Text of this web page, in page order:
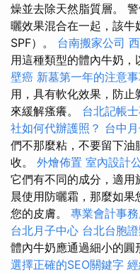
燥並去除天然脂質層。
曬效果混合在一起，該牛
SPF）。 台南搬家公司
用這種類型的體內牛奶，
壁癌 新墓第一年的注意
用，具有軟化效果，防
來緩解瘙癢。 台北記帳
社如何代辦護照？ 台中
們不那麼粘，不要留下油
收。 外燴佈置 室內設計
它們有不同的成分，適
晨使用防曬霜，那麼如
您的皮膚。 專業會計事
台北月子中心 台北台胞
體內牛奶應通過細小的圓
選擇正確的SEO關鍵字